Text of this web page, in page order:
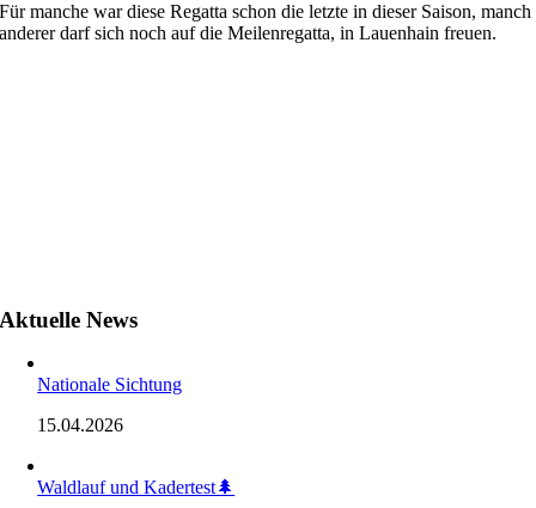
Für manche war diese Regatta schon die letzte in dieser Saison, manch
anderer darf sich noch auf die Meilenregatta, in Lauenhain freuen.
Aktuelle News
Nationale Sichtung
15.04.2026
Waldlauf und Kadertest🌲